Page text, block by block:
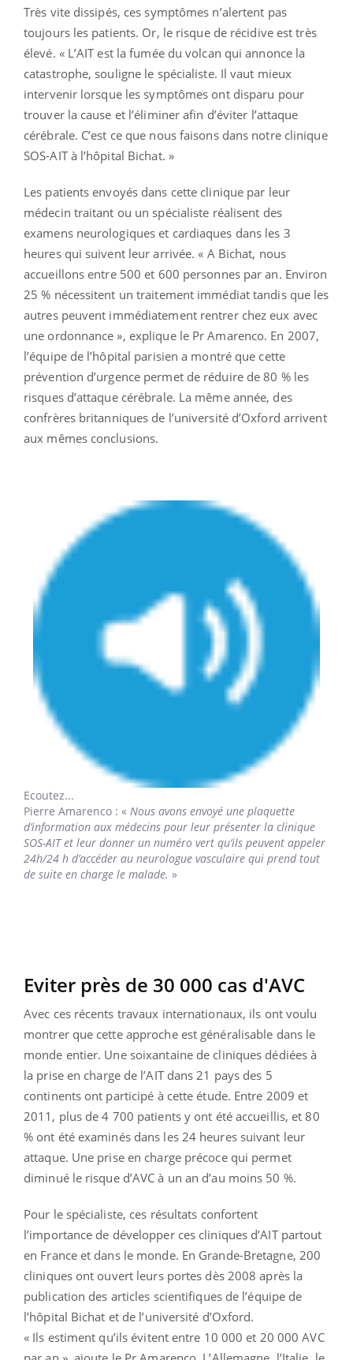
Très vite dissipés, ces symptômes n’alertent pas
toujours les patients. Or, le risque de récidive est très
élevé. « L’AIT est la fumée du volcan qui annonce la
catastrophe, souligne le spécialiste. Il vaut mieux
intervenir lorsque les symptômes ont disparu pour
trouver la cause et l’éliminer afin d’éviter l’attaque
cérébrale. C’est ce que nous faisons dans notre clinique
SOS-AIT à l’hôpital Bichat. »
Les patients envoyés dans cette clinique par leur
médecin traitant ou un spécialiste réalisent des
examens neurologiques et cardiaques dans les 3
heures qui suivent leur arrivée. « A Bichat, nous
accueillons entre 500 et 600 personnes par an. Environ
25 % nécessitent un traitement immédiat tandis que les
autres peuvent immédiatement rentrer chez eux avec
une ordonnance », explique le Pr Amarenco. En 2007,
l’équipe de l’hôpital parisien a montré que cette
prévention d’urgence permet de réduire de 80 % les
risques d’attaque cérébrale. La même année, des
confrères britanniques de l’université d’Oxford arrivent
aux mêmes conclusions.
Ecoutez...
Pierre Amarenco : « Nous avons envoyé une plaquette
d’information aux médecins pour leur présenter la clinique
SOS-AIT et leur donner un numéro vert qu’ils peuvent appeler
24h/24 h d’accéder au neurologue vasculaire qui prend tout
de suite en charge le malade. »
Eviter près de 30 000 cas d'AVC
Avec ces récents travaux internationaux, ils ont voulu
montrer que cette approche est généralisable dans le
monde entier. Une soixantaine de cliniques dédiées à
la prise en charge de l’AIT dans 21 pays des 5
continents ont participé à cette étude. Entre 2009 et
2011, plus de 4 700 patients y ont été accueillis, et 80
% ont été examinés dans les 24 heures suivant leur
attaque. Une prise en charge précoce qui permet
diminué le risque d’AVC à un an d’au moins 50 %.
Pour le spécialiste, ces résultats confortent
l’importance de développer ces cliniques d’AIT partout
en France et dans le monde. En Grande-Bretagne, 200
cliniques ont ouvert leurs portes dès 2008 après la
publication des articles scientifiques de l’équipe de
l’hôpital Bichat et de l’université d’Oxford.
« Ils estiment qu’ils évitent entre 10 000 et 20 000 AVC